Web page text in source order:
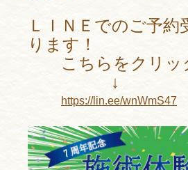
ＬＩＮＥでのご予約
ります！
こちらをクリッ
↓
https://lin.ee/wnWmS47